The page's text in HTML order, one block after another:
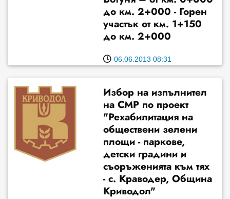
до км. 2+000 - Горен
участък от км. 1+150
до км. 2+000
06.06.2013 08:31
Избор на изпълнител
на СМР по проект
"Рехабилитация на
обществени зелени
площи - паркове,
детски градини и
съоръженията към тях
- с. Краводер, Община
Криводол"